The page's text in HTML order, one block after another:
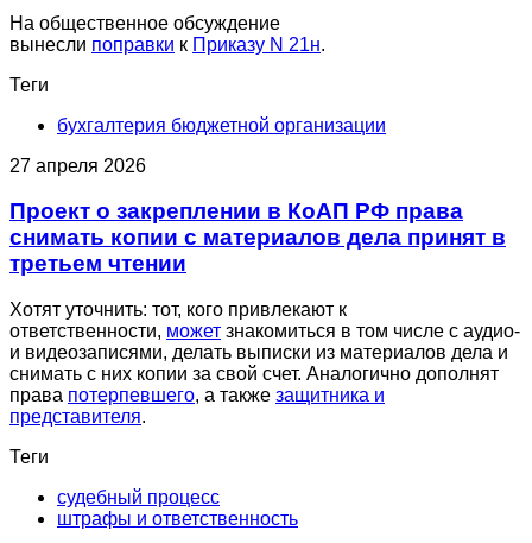
На общественное обсуждение
вынесли поправки к Приказу N 21н.
Теги
бухгалтерия бюджетной организации
27 апреля 2026
Проект о закреплении в КоАП РФ права
снимать копии с материалов дела принят в
третьем чтении
Хотят уточнить: тот, кого привлекают к
ответственности, может знакомиться в том числе с аудио-
и видеозаписями, делать выписки из материалов дела и
снимать с них копии за свой счет. Аналогично дополнят
права потерпевшего, а также защитника и
представителя.
Теги
судебный процесс
штрафы и ответственность